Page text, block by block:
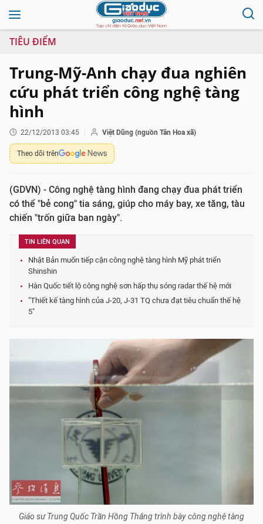
TIÊU ĐIỂM
Trung-Mỹ-Anh chạy đua nghiên
cứu phát triển công nghệ tàng
hình
22/12/2013 03:45 Việt Dũng (nguồn Tân Hoa xã)
Theo dõi trên
(GDVN) - Công nghệ tàng hình đang chạy đua phát triển
có thể "bẻ cong" tia sáng, giúp cho máy bay, xe tăng, tàu
chiến "trốn giữa ban ngày".
TIN LIÊN QUAN
Nhật Bản muốn tiếp cận công nghệ tàng hình Mỹ phát triển
Shinshin
Hàn Quốc tiết lộ công nghệ sơn hấp thụ sóng radar thế hệ mới
"Thiết kế tàng hình của J-20, J-31 TQ chưa đạt tiêu chuẩn thế hệ
5"
Giáo sư Trung Quốc Trần Hồng Thắng trình bày công nghệ tàng